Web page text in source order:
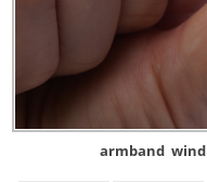
armband